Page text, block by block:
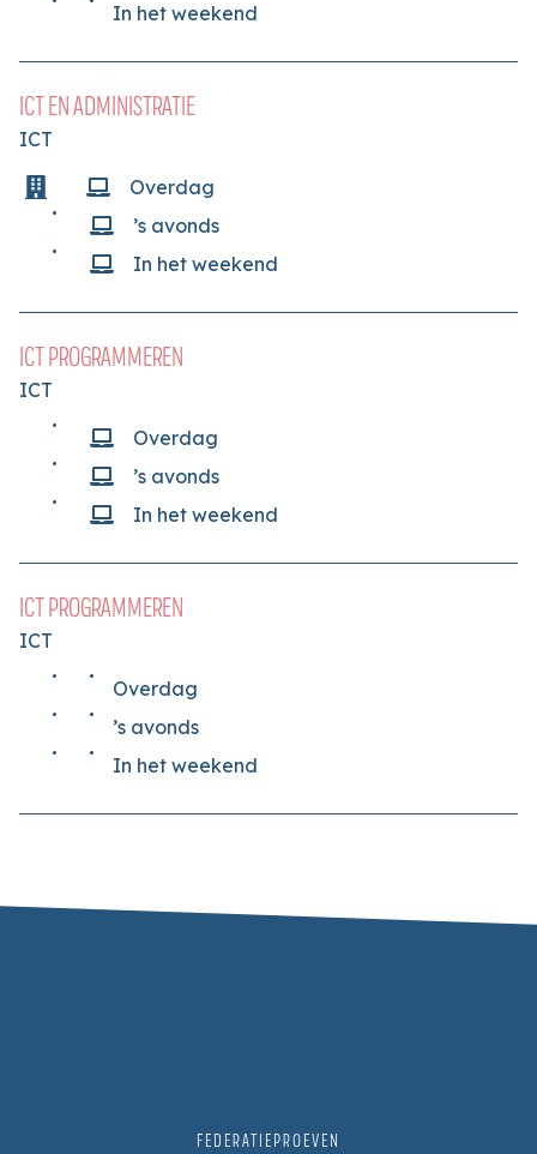
In het weekend
ICT EN ADMINISTRATIE
ICT
Overdag
’s avonds
In het weekend
ICT PROGRAMMEREN
ICT
Overdag
’s avonds
In het weekend
ICT PROGRAMMEREN
ICT
Overdag
’s avonds
In het weekend
FEDERATIEPROEVEN